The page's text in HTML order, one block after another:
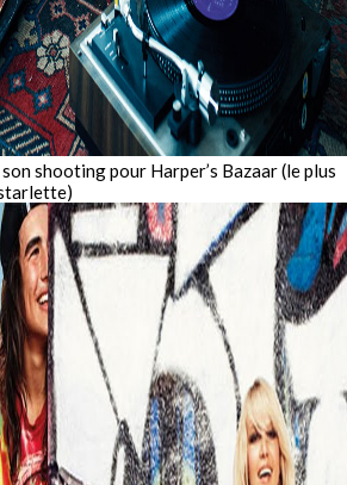
shooting pour Harper’s Bazaar (le plus